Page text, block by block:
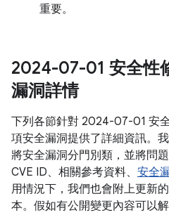
重要。
2024-07-01 安全性
漏洞詳情
下列各節針對 2024-07-01 安
項安全漏洞提供了詳細資訊。
將安全漏洞分門別類，並將問
CVE ID、相關參考資料、 安全
用情況下，我們也會附上更新
本。假如有公開變更內容可以